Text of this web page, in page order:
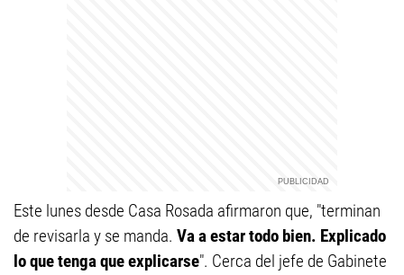
Este lunes desde Casa Rosada afirmaron que, "terminan
de revisarla y se manda. Va a estar todo bien. Explicado
lo que tenga que explicarse". Cerca del jefe de Gabinete